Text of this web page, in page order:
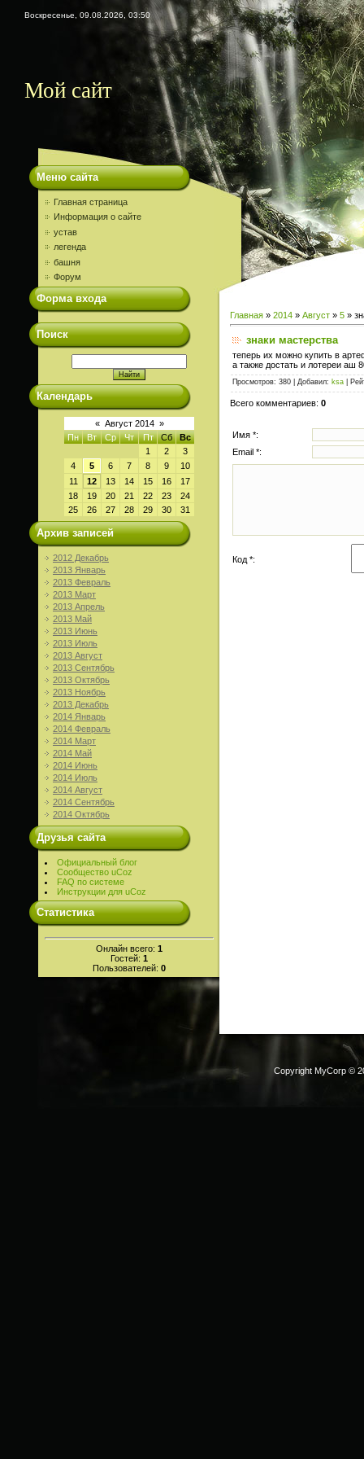
Воскресенье, 09.08.2026, 03:50
Мой сайт
Меню сайта
Главная страница
Информация о сайте
устав
легенда
башня
Форум
Форма входа
Поиск
Календарь
« Август 2014 »
Пн
Вт Ср Чт Пт Сб
Вс
1
2
3
4
5 6 7 8 9
10
11
12 13 14 15 16
17
18
19 20 21 22 23
24
25
26 27 28 29 30 31
Архив записей
2012 Декабрь
2013 Январь
2013 Февраль
2013 Март
2013 Апрель
2013 Май
2013 Июнь
2013 Июль
2013 Август
2013 Сентябрь
2013 Октябрь
2013 Ноябрь
2013 Декабрь
2014 Январь
2014 Февраль
2014 Март
2014 Май
2014 Июнь
2014 Июль
2014 Август
2014 Сентябрь
2014 Октябрь
Друзья сайта
Официальный блог
Сообщество uCoz
FAQ по системе
Инструкции для uCoz
Статистика
Онлайн всего: 1
Гостей: 1
Пользователей: 0
Главная » 2014 » Август » 5 »
знаки мастерства
теперь их можно купить в
а также достать и лотереи аш
Просмотров: 380 | Добавил: ksa
Всего комментариев: 0
Имя *:
Email *:
Код *:
Copyright MyCorp ©